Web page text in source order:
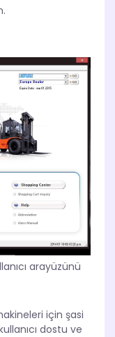
arayüzünü
için şasi
dostu ve